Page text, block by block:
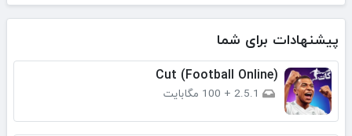
پیشنهادات برای شما
(Cut (Football Online
2.5.1
+ 100 مگابایت